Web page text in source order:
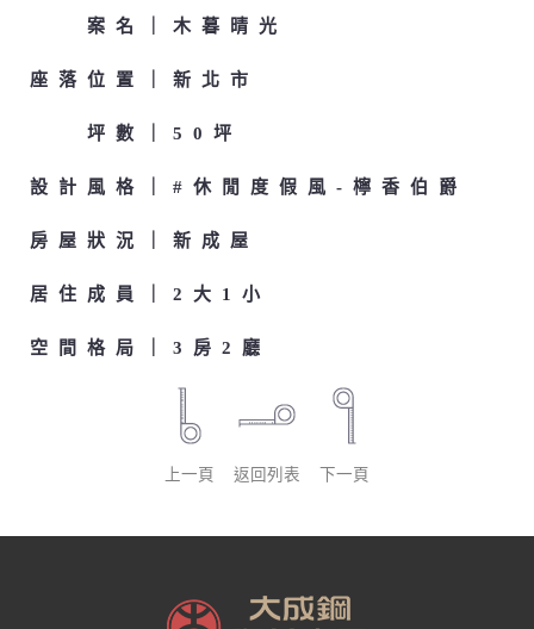
案名 木暮晴光
座落位置 新北市
坪數 50坪
設計風格 #休閒度假風-檸香伯爵
房屋狀況 新成屋
居住成員 2大1小
空間格局 3房2廳
上一頁 返回列表 下一頁